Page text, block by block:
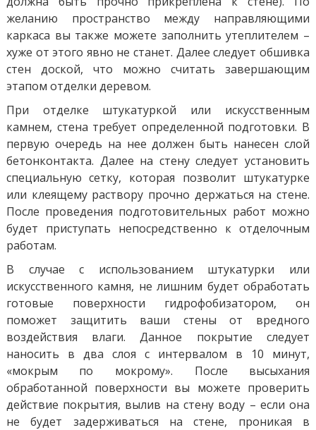
желанию пространство между направляющими
каркаса вы также можете заполнить утеплителем –
хуже от этого явно не станет. Далее следует обшивка
стен доской, что можно считать завершающим
этапом отделки деревом.
При отделке штукатуркой или искусственным
камнем, стена требует определенной подготовки. В
первую очередь на нее должен быть нанесен слой
бетонконтакта. Далее на стену следует установить
специальную сетку, которая позволит штукатурке
или клеящему раствору прочно держаться на стене.
После проведения подготовительных работ можно
будет приступать непосредственно к отделочным
работам.
В случае с использованием штукатурки или
искусственного камня, не лишним будет обработать
готовые поверхности гидрофобизатором, он
поможет защитить ваши стены от вредного
воздействия влаги. Данное покрытие следует
наносить в два слоя с интервалом в 10 минут,
«мокрым по мокрому». После высыхания
обработанной поверхности вы можете проверить
действие покрытия, вылив на стену воду – если она
не будет задерживаться на стене, проникая в